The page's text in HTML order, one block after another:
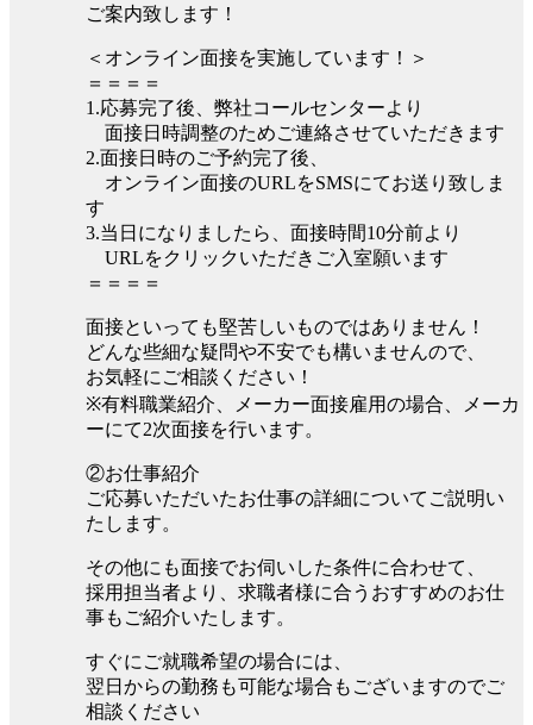
ご案内致します！
＜オンライン面接を実施しています！＞
＝＝＝＝
1.応募完了後、弊社コールセンターより
面接日時調整のためご連絡させていただきます
2.面接日時のご予約完了後、
オンライン面接のURLをSMSにてお送り致しま
す
3.当日になりましたら、面接時間10分前より
URLをクリックいただきご入室願います
＝＝＝＝
面接といっても堅苦しいものではありません！
どんな些細な疑問や不安でも構いませんので、
お気軽にご相談ください！
※有料職業紹介、メーカー面接雇用の場合、メーカ
ーにて2次面接を行います。
②お仕事紹介
ご応募いただいたお仕事の詳細についてご説明い
たします。
その他にも面接でお伺いした条件に合わせて、
採用担当者より、求職者様に合うおすすめのお仕
事もご紹介いたします。
すぐにご就職希望の場合には、
翌日からの勤務も可能な場合もございますのでご
相談ください